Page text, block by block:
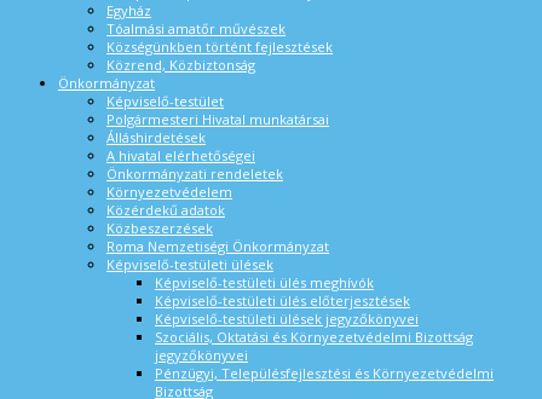
Egyház
Tóalmási amatőr művészek
Községünkben történt fejlesztések
Közrend, Közbiztonság
Önkormányzat
Képviselő-testület
Polgármesteri Hivatal munkatársai
Álláshirdetések
A hivatal elérhetőségei
Önkormányzati rendeletek
Környezetvédelem
Közérdekű adatok
Közbeszerzések
Roma Nemzetiségi Önkormányzat
Képviselő-testületi ülések
Képviselő-testületi ülés meghívók
Képviselő-testületi ülés előterjesztések
Képviselő-testületi ülések jegyzőkönyvei
Szociális, Oktatási és Környezetvédelmi Bizottság
jegyzőkönyvei
Pénzügyi, Településfejlesztési és Környezetvédelmi
Bizottság